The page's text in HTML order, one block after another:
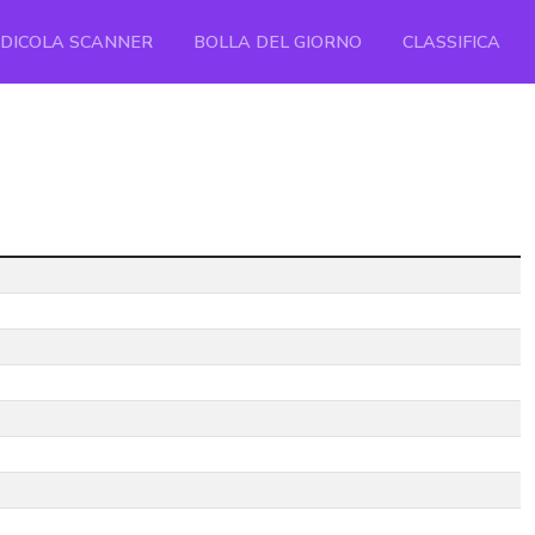
SCANNER BOLLA DEL GIORNO CLASSIFICA